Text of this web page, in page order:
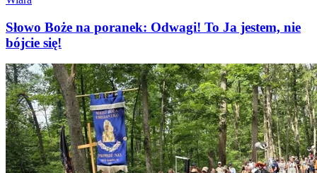
Słowo Boże na poranek: Odwagi! To Ja jestem, nie
bójcie się!